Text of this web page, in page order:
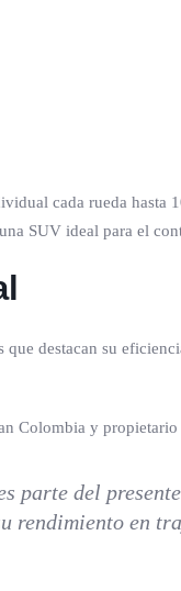
cada rueda hasta
SUV ideal para el
destacan su
Colombia y
parte del
en